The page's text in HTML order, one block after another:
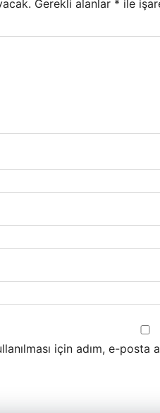
Gerekli alanlar * ile
için adım, e-